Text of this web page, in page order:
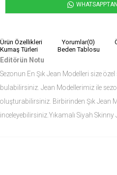
Ürün Özellikleri Yorumlar(0)
Kumaş Türleri
Beden Tablosu
Editörün Notu
Sezonun En Şık Jean Modelleri size
bulabilirsiniz. Jean Modellerimiz ile
oluşturabilirsiniz. Birbirinden Şık Jean
inceleyebilirsiniz.Yıkamalı Siyah